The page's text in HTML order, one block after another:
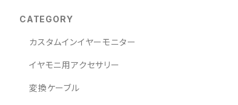
CATEGORY
カスタムインイヤーモニター
イヤモニ用アクセサリー
変換ケーブル